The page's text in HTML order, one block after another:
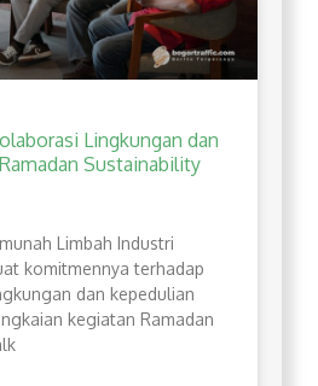
Lingkungan dan
Sustainability
Limbah Industri
komitmennya terhadap
dan kepedulian
kegiatan Ramadan